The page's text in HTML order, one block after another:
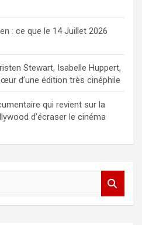
: ce que le 14 Juillet 2026
Stewart, Isabelle Huppert,
d’une édition très cinéphile
qui revient sur la
d’écraser le cinéma